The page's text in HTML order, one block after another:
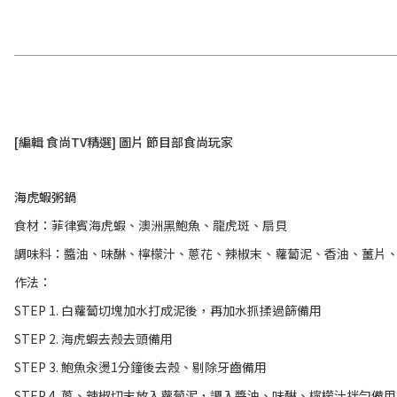
[編輯 食尚TV精選] 圖片 節目部食尚玩家
海虎蝦粥鍋
食材：菲律賓海虎蝦、澳洲黑鮑魚、龍虎斑、扇貝
調味料：醬油、味醂、檸檬汁、蔥花、辣椒末、蘿蔔泥、香油、薑片
作法：
STEP 1. 白蘿蔔切塊加水打成泥後，再加水抓揉過篩備用
STEP 2. 海虎蝦去殼去頭備用
STEP 3. 鮑魚汆燙1分鐘後去殼、剔除牙齒備用